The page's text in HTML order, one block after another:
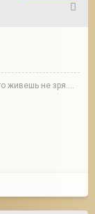
живешь не зря....